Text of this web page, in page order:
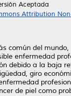
Aceptada
Attribution
común del
enfermedad
debido a la baja
giro
de piel como